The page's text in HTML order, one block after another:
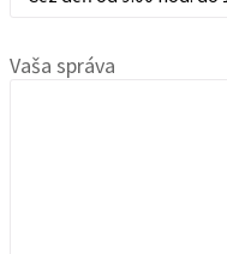
Vaša správa